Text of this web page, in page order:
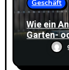
Geschäft
Wie ein
Garten-